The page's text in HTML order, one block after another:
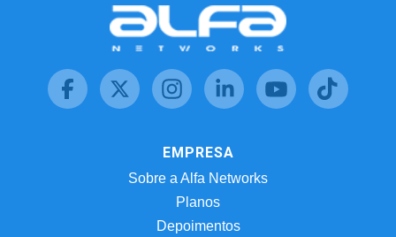
EMPRESA
Sobre a Alfa Networks
Planos
Depoimentos